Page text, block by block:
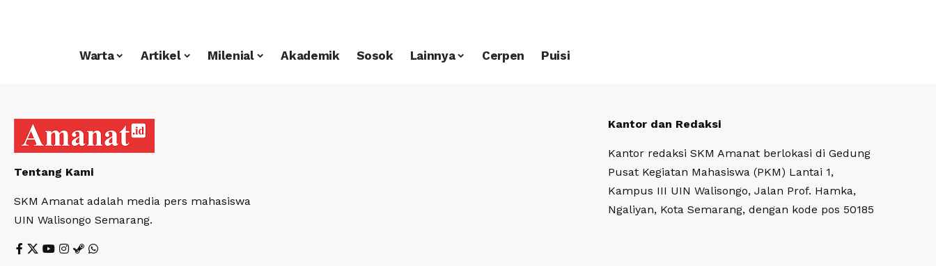
Warta Artikel Milenial Akademik Sosok Lainnya Cerpen Puisi
Tentang Kami
SKM Amanat adalah media pers mahasiswa
UIN Walisongo Semarang.
Kantor dan Redaksi
Kantor redaksi SKM Amanat berlokasi di Gedung
Pusat Kegiatan Mahasiswa (PKM) Lantai 1,
Kampus III UIN Walisongo, Jalan Prof. Hamka,
Ngaliyan, Kota Semarang, dengan kode pos 50185